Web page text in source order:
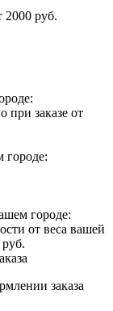
2000 руб.
при заказе от
городе:
городе:
от веса вашей
заказа